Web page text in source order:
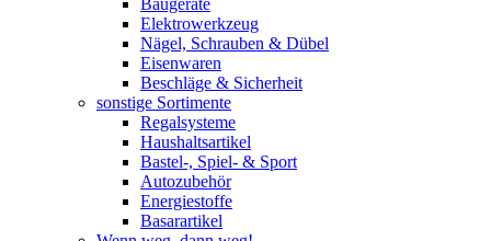
Baugeräte
Elektrowerkzeug
Nägel, Schrauben & Dübel
Eisenwaren
Beschläge & Sicherheit
sonstige Sortimente
Regalsysteme
Haushaltsartikel
Bastel-, Spiel- & Sport
Autozubehör
Energiestoffe
Basarartikel